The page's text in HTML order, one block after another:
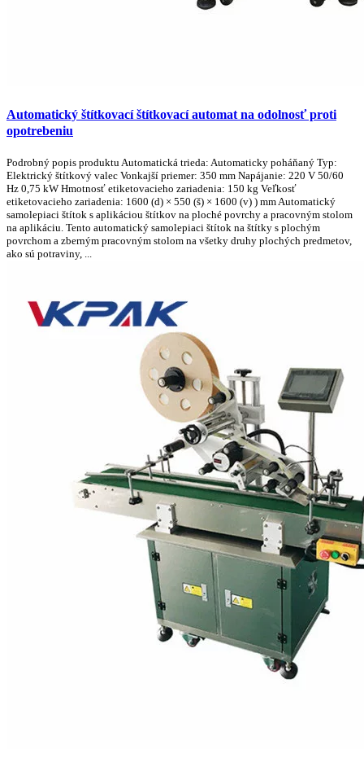
Automatický štítkovací štítkovací automat na odolnosť proti
opotrebeniu
Podrobný popis produktu Automatická trieda: Automaticky poháňaný Typ:
Elektrický štítkový valec Vonkajší priemer: 350 mm Napájanie: 220 V 50/60
Hz 0,75 kW Hmotnosť etiketovacieho zariadenia: 150 kg Veľkosť
etiketovacieho zariadenia: 1600 (d) × 550 (š) × 1600 (v) ) mm Automatický
samolepiaci štítok s aplikáciou štítkov na ploché povrchy a pracovným stolom
na aplikáciu. Tento automatický samolepiaci štítok na štítky s plochým
povrchom a zberným pracovným stolom na všetky druhy plochých predmetov,
ako sú potraviny, ...